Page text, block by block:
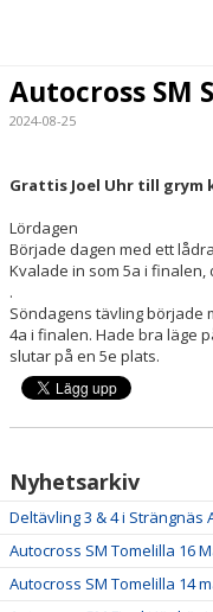
DOKUMENT
Autocross SM
2024-08-25
Grattis Joel Uhr till grym
Lördagen
Började dagen med ett
Kvalade in som 5a i
.
Söndagens tävling började
4a i finalen. Hade bra läge
slutar på en 5e plats.
Nyhetsarkiv
Deltävling 3 & 4 i Strängnäs
Autocross SM Tomelilla 16
Autocross SM Tomelilla 14